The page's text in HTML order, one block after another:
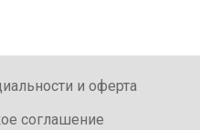
и оферта
соглашение